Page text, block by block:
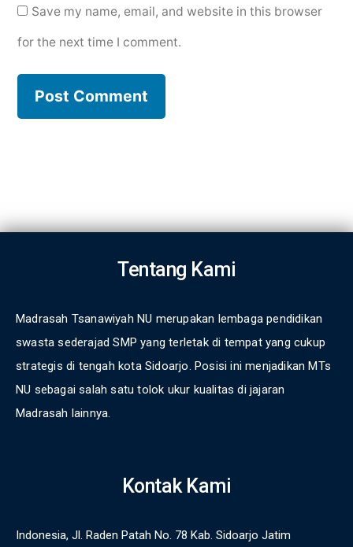
Save my name, email, and website in this browser
for the next time I comment.
Tentang Kami
Madrasah Tsanawiyah NU merupakan lembaga pendidikan
swasta sederajad SMP yang terletak di tempat yang cukup
strategis di tengah kota Sidoarjo. Posisi ini menjadikan MTs
NU sebagai salah satu tolok ukur kualitas di jajaran
Madrasah lainnya.
Kontak Kami
Indonesia, Jl. Raden Patah No. 78 Kab. Sidoarjo Jatim